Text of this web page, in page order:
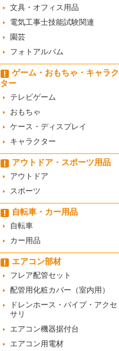
文具・オフィス用品
電気工事士技能試験関連
園芸
フォトアルバム
ゲーム・おもちゃ・キャラク
ター
テレビゲーム
おもちゃ
ケース・ディスプレイ
キャラクター
アウトドア・スポーツ用品
アウトドア
スポーツ
自転車・カー用品
自転車
カー用品
エアコン部材
フレア配管セット
配管用化粧カバー（室内用）
ドレンホース・パイプ・アクセ
サリ
エアコン機器据付台
エアコン用電材